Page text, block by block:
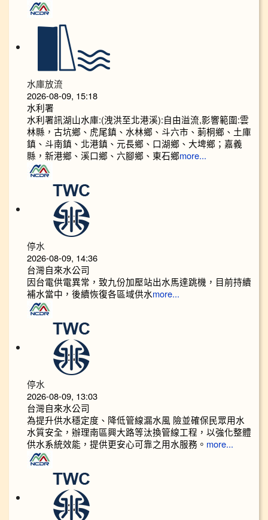
水庫放流
2026-08-09, 15:18
水利署
水利署訊湖山水庫:(洩洪至北港溪):自由溢流,影響範圍:雲
林縣，古坑鄉、虎尾鎮、水林鄉、斗六市、莿桐鄉、土庫
鎮、斗南鎮、北港鎮、元長鄉、口湖鄉、大埤鄉；嘉義
縣，新港鄉、溪口鄉、六腳鄉、東石鄉more...
停水
2026-08-09, 14:36
台灣自來水公司
因台電供電異常，致九份加壓站出水馬達跳機，目前持續
補水當中，後續恢復各區域供水more...
停水
2026-08-09, 13:03
台灣自來水公司
為提升供水穩定度、降低管線漏水風 險並確保民眾用水
水質安全，辦理南區興大路等汰換管線工程，以強化整體
供水系統效能，提供更安心可靠之用水服務。 more...